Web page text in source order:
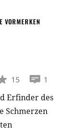
VORMERKEN
15 1
Erfinder des
Schmerzen